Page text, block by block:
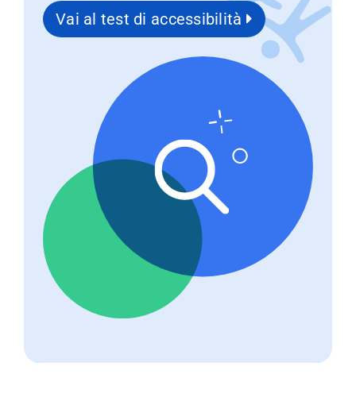
Vai al test di accessibilità